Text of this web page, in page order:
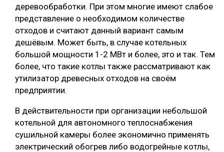
деревообработки. При этом многие имеют слабое
представление о необходимом количестве
отходов и считают данный вариант самым
дешёвым. Может быть, в случае котельных
большой мощности 1-2 МВт и более, это и так. Тем
более, что такие котлы также рассматривают как
утилизатор древесных отходов на своём
предприятии.
В действительности при организации небольшой
котельной для автономного теплоснабжения
сушильной камеры более экономично применять
электрический обогрев либо водогрейные котлы,